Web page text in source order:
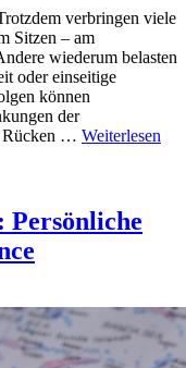
verbringen viele
Sitzen – am
wiederum belasten
oder einseitige
können
der
Rücken … Weiterlesen
Persönliche